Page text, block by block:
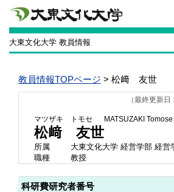
大東文化大学 教員情報
教員情報TOPページ > 松﨑 友世
（最終更新
マツザキ トモセ MATSUZAKI Tomose
松﨑 友世
所属
大東文化大学 経営学部 経営
職種
教授
科研費研究者番号